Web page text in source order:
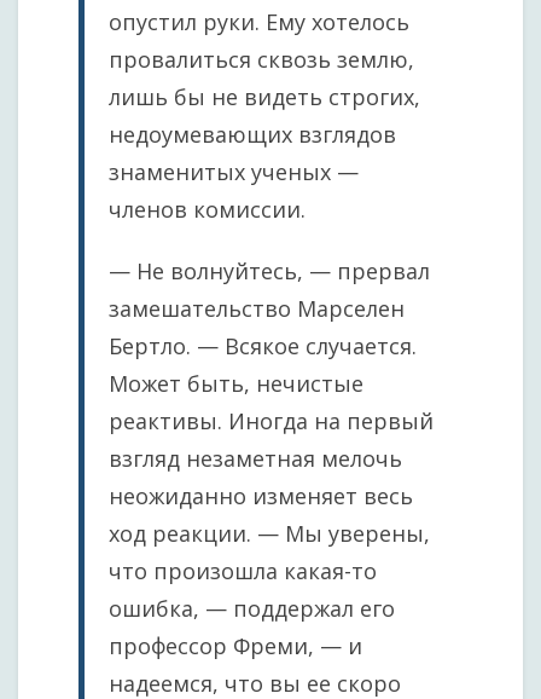
опустил руки. Ему хотелось
провалиться сквозь землю,
лишь бы не видеть строгих,
недоумевающих взглядов
знаменитых ученых —
членов комиссии.
— Не волнуйтесь, — прервал
замешательство Марселен
Бертло. — Всякое случается.
Может быть, нечистые
реактивы. Иногда на первый
взгляд незаметная мелочь
неожиданно изменяет весь
ход реакции. — Мы уверены,
что произошла какая-то
ошибка, — поддержал его
профессор Фреми, — и
надеемся, что вы ее скоро